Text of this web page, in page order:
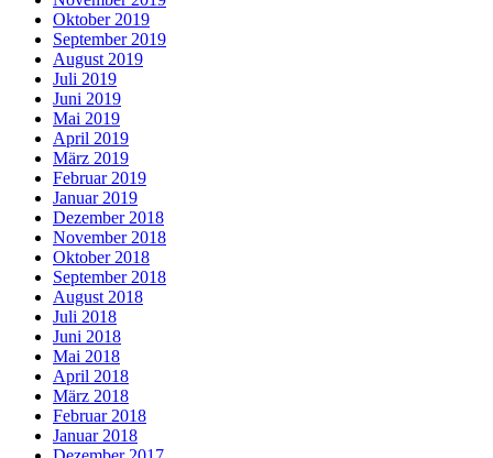
Oktober 2019
September 2019
August 2019
Juli 2019
Juni 2019
Mai 2019
April 2019
März 2019
Februar 2019
Januar 2019
Dezember 2018
November 2018
Oktober 2018
September 2018
August 2018
Juli 2018
Juni 2018
Mai 2018
April 2018
März 2018
Februar 2018
Januar 2018